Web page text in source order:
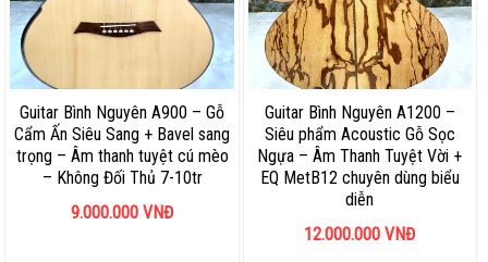
Guitar Bình Nguyên A900 – Gỗ
Cẩm Ấn Siêu Sang + Bavel sang
trọng – Âm thanh tuyệt cú mèo
– Không Đối Thủ 7-10tr
9.000.000 VNĐ
Guitar Bình Nguyên A1200 –
Siêu phẩm Acoustic Gỗ Sọc
Ngựa – Âm Thanh Tuyệt Vời +
EQ MetB12 chuyên dùng biểu
diễn
12.000.000 VNĐ